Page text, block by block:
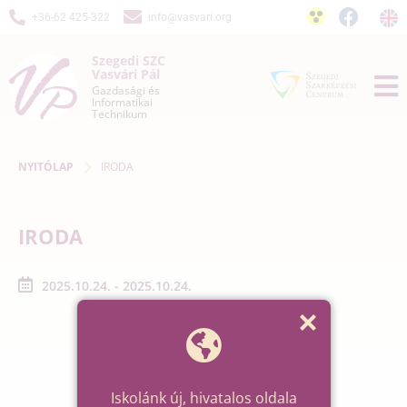
+36-62 425-322 info@vasvari.org
Szegedi SZC
Vasvári Pál
Gazdasági és
Informatikai
Technikum
NYITÓLAP IRODA
IRODA
2025.10.24. - 2025.10.24.
Iskolánk új, hivatalos oldala